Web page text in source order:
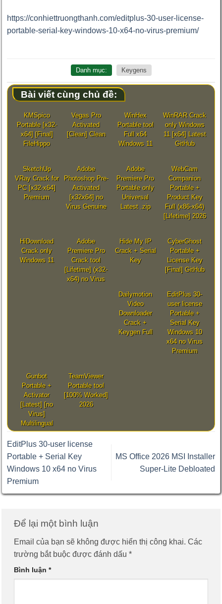
https://conhiettruongthanh.com/editplus-30-user-license-
portable-serial-key-windows-10-x64-no-virus-premium/
Danh mục: Keygens
Bài viết cùng chủ đề:
KMSpico
Portable [x32-
x64] [Final]
FileHippo
Vegas Pro
Activated
[Clean] Clean
WinHex
Portable tool
Full x64
Windows 11
WinRAR Crack
only Windows
11 [x64] Latest
GitHub
SketchUp
VRay Crack for
PC [x32-x64]
Premium
Adobe
Photoshop Pre-
Activated
[x32x64] no
Virus Genuine
Adobe
Premiere Pro
Portable only
Universal
Latest .zip
WebCam
Companion
Portable +
Product Key
Full (x86-x64)
[Lifetime] 2026
HiDownload
Crack only
Windows 11
Adobe
Premiere Pro
Crack tool
[Lifetime] (x32-
x64) no Virus
Hide My IP
Crack + Serial
Key
CyberGhost
Portable +
License Key
[Final] GitHub
Dailymotion
Video
Downloader
Crack +
Keygen Full
EditPlus 30-
user license
Portable +
Serial Key
Windows 10
x64 no Virus
Premium
Gunbot
Portable +
Activator
[Latest] [no
Virus]
Multilingual
TeamViewer
Portable tool
[100% Worked]
2026
EditPlus 30-user license
Portable + Serial Key
Windows 10 x64 no Virus
Premium
MS Office 2026 MSI Installer
Super-Lite Debloated
Để lại một bình luận
Email của bạn sẽ không được hiển thị công khai. Các
trường bắt buộc được đánh dấu *
Bình luận *